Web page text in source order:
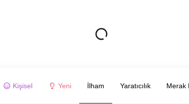
Kişisel Yeni İlham Yaratıcılık Merak